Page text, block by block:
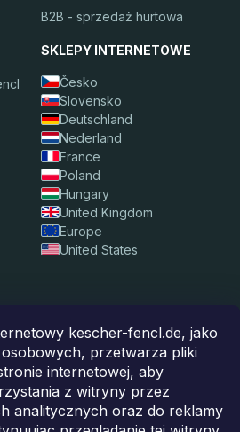
kescher-fencl.de, jako
przetwarza pliki
internetowej, aby
z witryny przez
analitycznych oraz do reklamy
B2B - sprzedaż hurtowa
SKLEPY INTERNETOWE
Česko
Slovensko
Deutschland
Nederland
France
Poland
Hungary
United Kingdom
Europe
United States
płatności on-line